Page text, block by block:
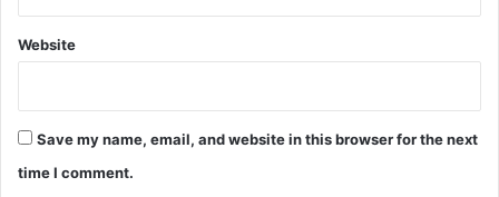
Website
Save my name, email, and website in this browser for the next
time I comment.